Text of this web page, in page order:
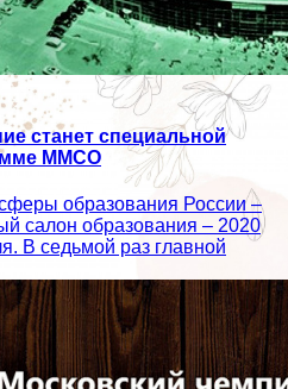
станет специальной
ММСО
образования России –
салон образования – 2020
В седьмой раз главной